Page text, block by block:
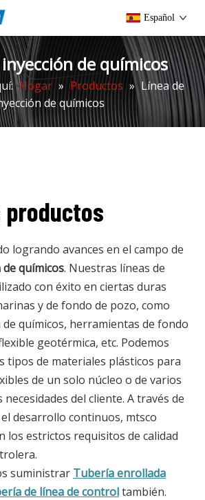
Español
de químicos
Hogar » Productos » Línea de
de químicos
productos
logrando avances en el campo de
de químicos. Nuestras líneas de
con éxito en ciertas duras
y de fondo de pozo, como
de químicos, herramientas de fondo
geotérmica, etc. Podemos
tipos de materiales plásticos para
de un solo núcleo o de varios
del cliente. A través de
desarrollo continuos, mtsco
los estrictos requisitos de calidad
suministrar Tubería enrollada
de línea de controltambién.